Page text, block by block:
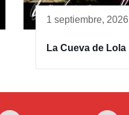
1 septiembre, 2026
La Cueva de Lola